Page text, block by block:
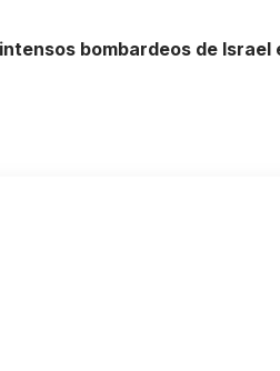
bombardeos de Israel